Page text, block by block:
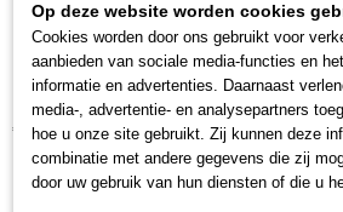
Productcode leverancier
2590-3814
Kraftwerk 2590-1213 Gewrichtsleutel 12 x 13
€ 13,58
Op deze website worden cookies
Cookies worden door ons gebruikt voor
aanbieden van sociale media-functies en
informatie en advertenties. Daarnaast
media-, advertentie- en analysepartners
hoe u onze site gebruikt. Zij kunnen deze
combinatie met andere gegevens die zij
door uw gebruik van hun diensten of die u